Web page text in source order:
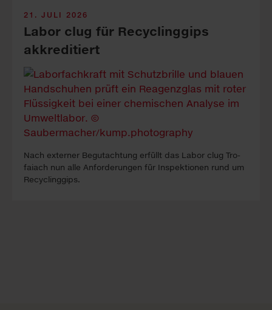
21. JULI 2026
Labor clug für Recyclinggips
akkreditiert
Nach ex­ter­ner Be­gutacht­ung erfüllt das La­bor clug Tro­
faiach nun alle An­forder­ung­en für In­spekt­ion­en rund um
Re­cyc­ling­gips.